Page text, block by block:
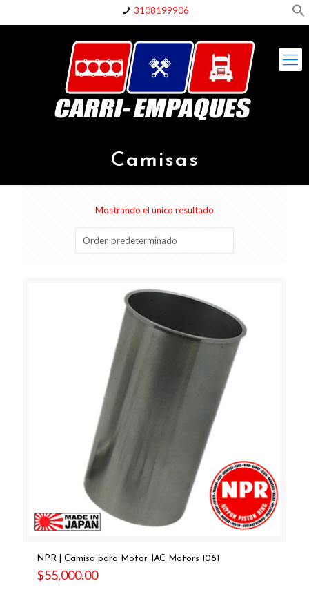
3108199906
Camisas
Mostrando el único resultado
NPR | Camisa para Motor JAC Motors 1061
$55,000.00